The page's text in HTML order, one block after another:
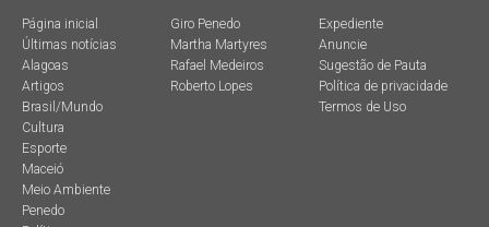
Página inicial
Últimas notícias
Alagoas
Artigos
Brasil/Mundo
Cultura
Esporte
Maceió
Meio Ambiente
Penedo
Giro Penedo
Martha Martyres
Rafael Medeiros
Roberto Lopes
Expediente
Anuncie
Sugestão de Pauta
Política de privacidade
Termos de Uso